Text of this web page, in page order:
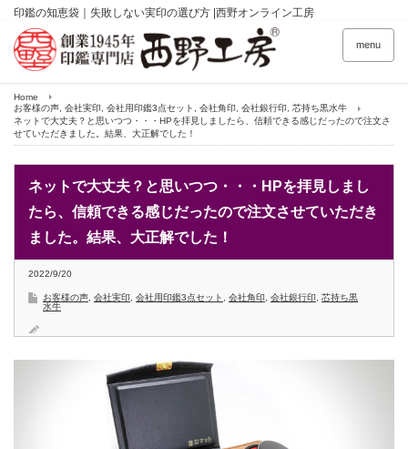
印鑑の知恵袋｜失敗しない実印の選び方 |西野オンライン工房
menu
Home
お客様の声 会社実印 会社用印鑑3点セット 会社角印 会社銀行印
芯持ち黒水牛
ネットで大丈夫？と思いつつ・・・HPを拝見しましたら、信頼できる感じだったので注文さ
せていただきました。結果、大正解でした！
ネットで大丈夫？と思いつつ・・・HPを拝見しまし
たら、信頼できる感じだったので注文させていただき
ました。結果、大正解でした！
2022/9/20
お客様の声 会社実印 会社用印鑑3点セット 会社角印 会社銀行印
芯持ち黒
水牛